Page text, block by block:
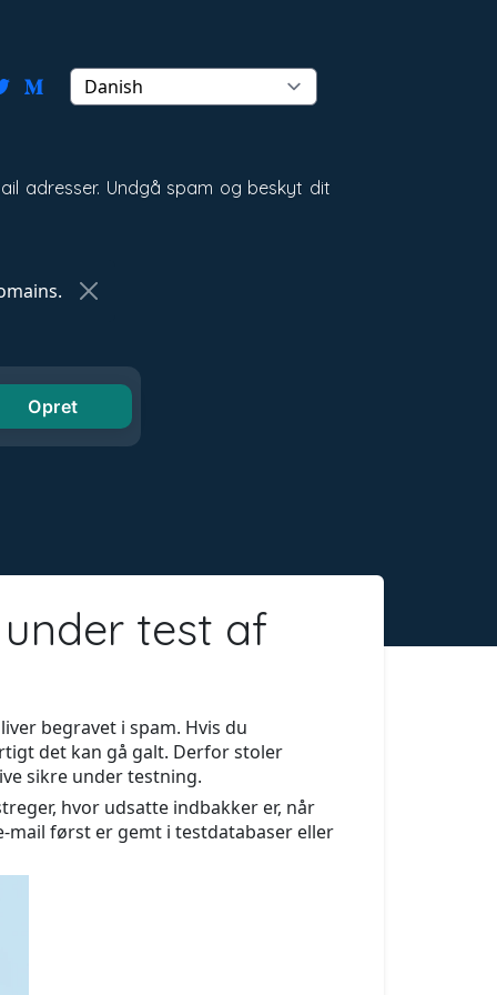
adresser. Undgå spam og beskyt dit
test af
begravet i spam. Hvis du
det kan gå galt. Derfor stoler
sikre under testning.
hvor udsatte indbakker er, når
mail først er gemt i testdatabaser eller